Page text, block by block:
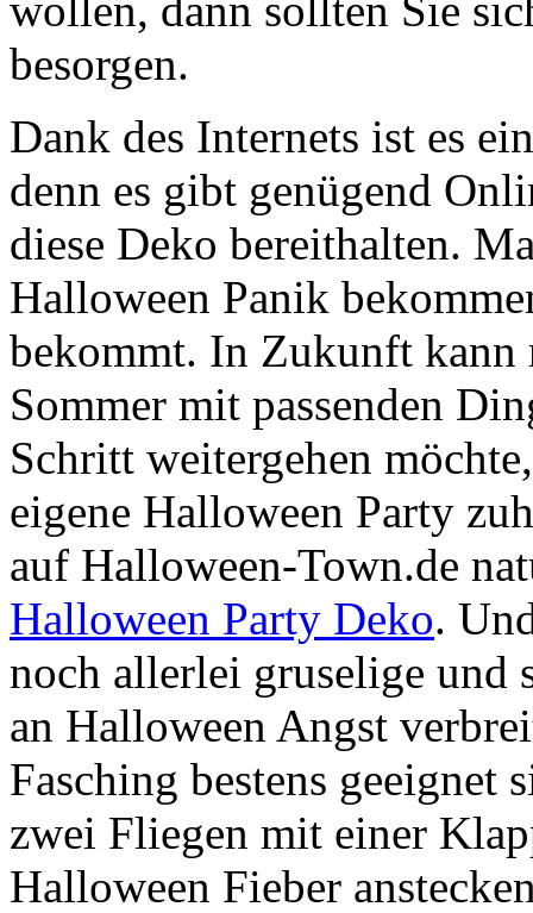
besorgen.
Dank des Internets ist es
denn es gibt genügend
diese Deko bereithalten.
Halloween Panik
bekommt. In Zukunft kann
Sommer mit passenden
Schritt weitergehen
eigene Halloween Party
auf Halloween-Town.de
Halloween Party Deko.
noch allerlei gruselige und
an Halloween Angst
Fasching bestens geeignet
zwei Fliegen mit einer
Halloween Fieber